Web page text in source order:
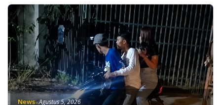
News Agustus 5, 2026